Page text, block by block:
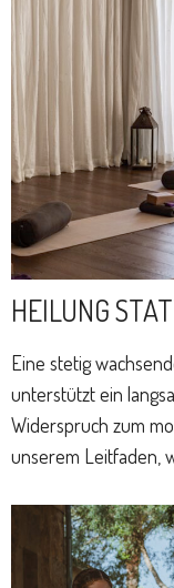
HEILUNG
Eine stetig
unterstützt ein
Widerspruch zum
unserem Leitfaden,